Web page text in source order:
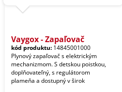
Vaygox - Zapaľovač
kód produktu: 14845001000
Plynový zapaľovač s elektrickým
mechanizmom. S detskou poistkou,
doplňovateľný, s regulátorom
plameňa a dostupný v širok